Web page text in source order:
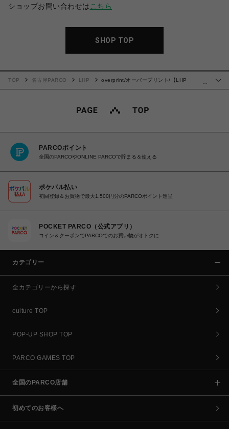
ショップお問い合わせは こちら
SHOP TOP
…
TOP 名古屋PARCO LHP
overprint/オーバープリント/【LHP
PARCOポイント
全国のPARCOやONLINE PARCOで貯まる＆使える
ポケパル払い
初回登録＆お買物で最大1,500円分のPARCOポイント進呈
POCKET PARCO（公式アプリ）
コイン＆クーポンでPARCOでのお買い物がオトクに
カテゴリー
全カテゴリーから探す
culture TOP
POP-UP SHOP TOP
PARCO GAMES TOP
全国のPARCO店舗
初めてのお客様へ